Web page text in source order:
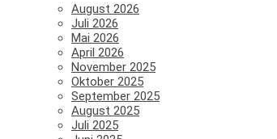
August 2026
Juli 2026
Mai 2026
April 2026
November 2025
Oktober 2025
September 2025
August 2025
Juli 2025